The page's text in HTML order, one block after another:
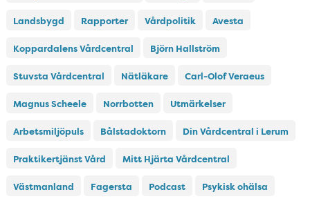
Landsbygd Rapporter Vårdpolitik Avesta
Koppardalens Vårdcentral Björn Hallström
Stuvsta Vårdcentral Nätläkare Carl-Olof Veraeus
Magnus Scheele Norrbotten Utmärkelser
Arbetsmiljöpuls Bålstadoktorn Din Vårdcentral i Lerum
Praktikertjänst Vård Mitt Hjärta Vårdcentral
Västmanland Fagersta Podcast Psykisk ohälsa